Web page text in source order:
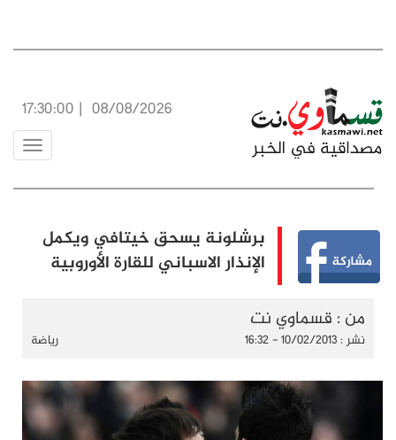
08/08/2026
|
17:30:00
Toggle
برشلونة يسحق خيتافي ويكمل
الإنذار الاسباني للقارة الأوروبية
من : قسماوي نت
نشر : 10/02/2013 - 16:32 رياضة